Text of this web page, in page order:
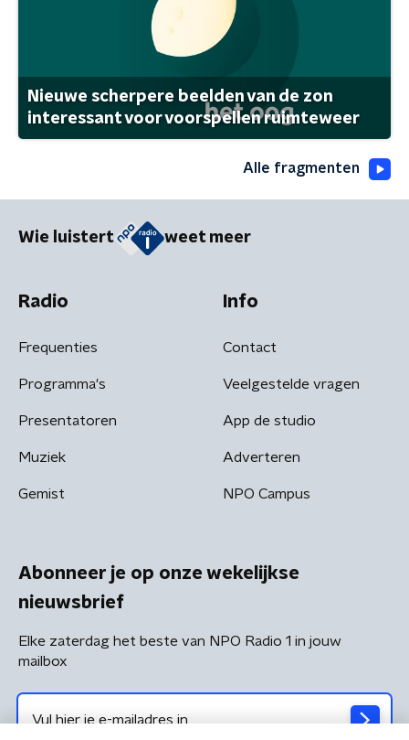
Nieuwe scherpere beelden van de zon
interessant voor voorspellen ruimteweer
Alle fragmenten
Wie luistert weet meer
Radio
Frequenties
Programma's
Presentatoren
Muziek
Gemist
Info
Contact
Veelgestelde vragen
App de studio
Adverteren
NPO Campus
Abonneer je op onze wekelijkse
nieuwsbrief
Elke zaterdag het beste van NPO Radio 1 in jouw
mailbox